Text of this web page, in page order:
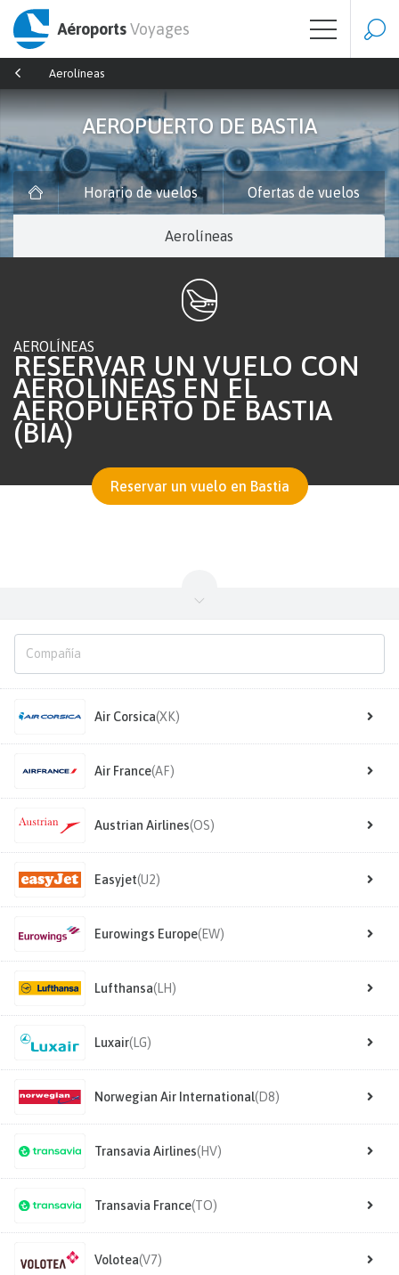
AéroportsVoyages
Aerolíneas
AEROPUERTO DE BASTIA
Horario de vuelos Ofertas de vuelos
Aerolíneas
AEROLÍNEAS
RESERVAR UN VUELO CON
AEROLÍNEAS EN EL
AEROPUERTO DE BASTIA
(BIA)
Reservar un vuelo en Bastia
Air Corsica(XK)
Air France(AF)
Austrian Airlines(OS)
Easyjet(U2)
Eurowings Europe(EW)
Lufthansa(LH)
Luxair(LG)
Norwegian Air International(D8)
Transavia Airlines(HV)
Transavia France(TO)
Volotea(V7)